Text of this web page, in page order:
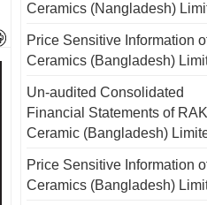
Ceramics (Nangladesh)
Price Sensitive Information
Ceramics (Bangladesh)
Un-audited Consolidated
Financial Statements of RAK
Ceramic (Bangladesh)
Price Sensitive Information
Ceramics (Bangladesh)